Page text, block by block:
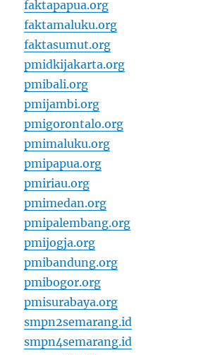
faktapapua.org
faktamaluku.org
faktasumut.org
pmidkijakarta.org
pmibali.org
pmijambi.org
pmigorontalo.org
pmimaluku.org
pmipapua.org
pmiriau.org
pmimedan.org
pmipalembang.org
pmijogja.org
pmibandung.org
pmibogor.org
pmisurabaya.org
smpn2semarang.id
smpn4semarang.id